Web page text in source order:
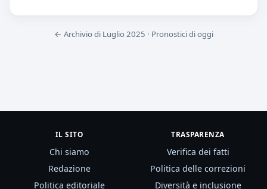
← Archivio di Luglio 2025 · Pronostici di oggi
IL SITO
Chi siamo
Redazione
Politica editoriale
TRASPARENZA
Verifica dei fatti
Politica delle correzioni
Diversità e inclusione